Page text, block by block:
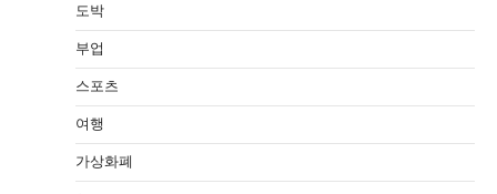
도박
부업
스포츠
여행
가상화폐